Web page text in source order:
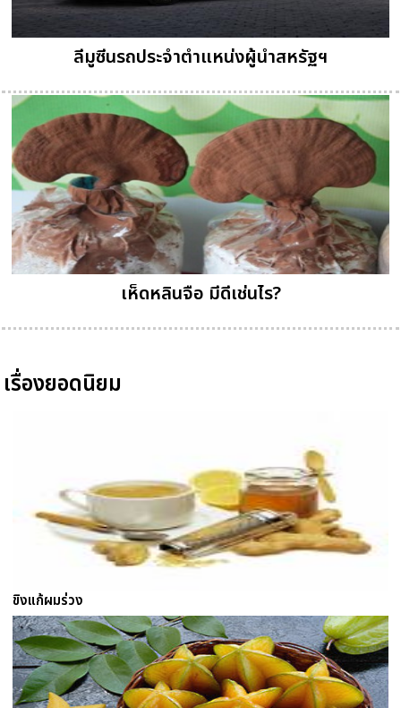
ลีมูซีนรถประจำตำแหน่งผู้นำสหรัฐฯ
เห็ดหลินจือ มีดีเช่นไร?
เรื่องยอดนิยม
ขิงแก้ผมร่วง